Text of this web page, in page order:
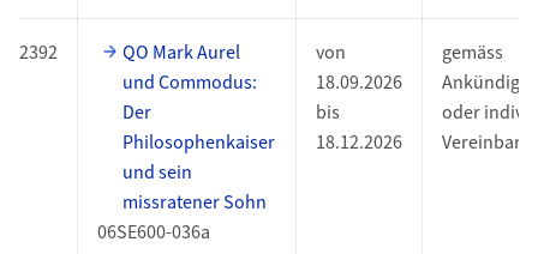
2392
QO Mark Aurel
und Commodus:
Der
Philosophenkaiser
und sein
missratener Sohn
06SE600-036a
von
18.09.2026
bis
18.12.2026
gemäss
oder indiv.